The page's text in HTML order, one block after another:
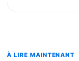
À LIRE MAINTENANT